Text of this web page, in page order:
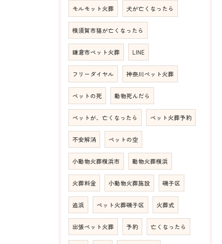
モルモット火葬 犬が亡くなったら
横須賀市猫が亡くなったら
鎌倉市ペット火葬 LINE
フリーダイヤル 神奈川ペット火葬
ペットの死 動物死んだら
ペットが、亡くなったら ペット火葬予約
不安解消 ペットの空
小動物火葬横浜市 動物火葬横浜
火葬料金 小動物火葬施設 磯子区
追浜 ペット火葬磯子区 火葬式
出張ペット火葬 予約 亡くなったら